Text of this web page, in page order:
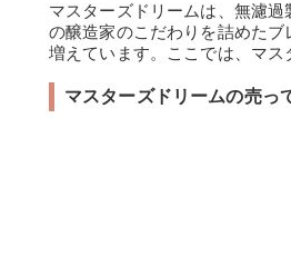
マスターズドリームは、無濾
の醸造家のこだわりを詰めた
増えています。ここでは、マス
マスターズドリームの売っ